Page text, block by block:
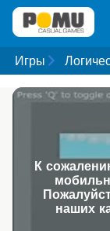
Игры
К
наших